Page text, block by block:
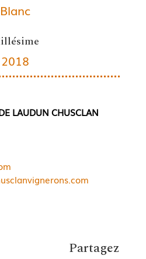
Blanc
2018
LAUDUN CHUSCLAN
Partagez